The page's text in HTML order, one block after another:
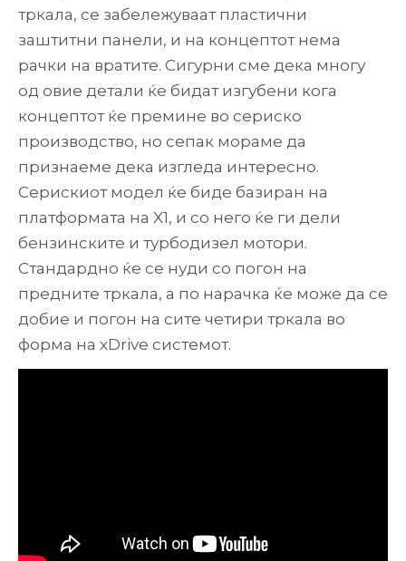
тркала, се забележуваат пластични
заштитни панели, и на концептот нема
рачки на вратите. Сигурни сме дека многу
од овие детали ќе бидат изгубени кога
концептот ќе премине во сериско
производство, но сепак мораме да
признаеме дека изгледа интересно.
Серискиот модел ќе биде базиран на
платформата на X1, и со него ќе ги дели
бензинските и турбодизел мотори.
Стандардно ќе се нуди со погон на
предните тркала, а по нарачка ќе може да се
добие и погон на сите четири тркала во
форма на xDrive системот.